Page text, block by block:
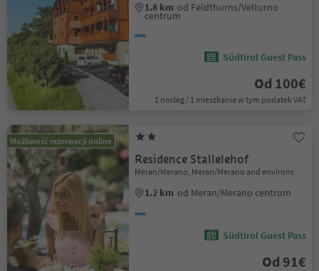
1.8 km od Feldthurns/Velturno
centrum
Südtirol Guest Pass
Od 100€
1 nocleg / 1 mieszkanie w tym podatek VAT
Możliwość rezerwacji online
Residence Stallelehof
Meran/Merano, Meran/Merano and environs
1.2 km od Meran/Merano centrum
Südtirol Guest Pass
Od 91€